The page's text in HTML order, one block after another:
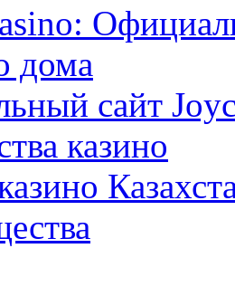
дома
сайт
казино